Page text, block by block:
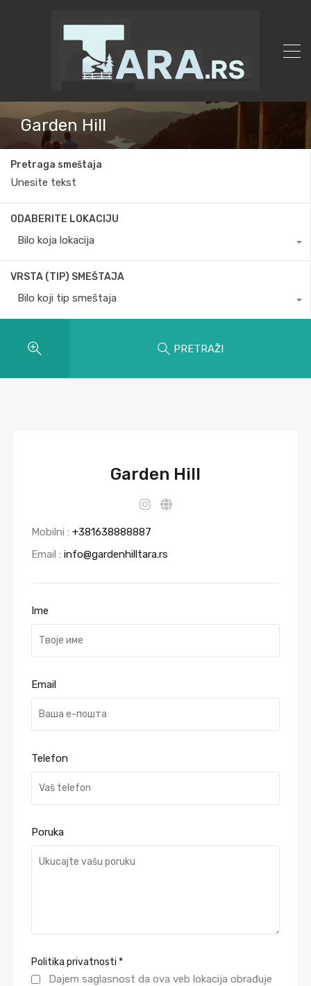
Garden Hill
Pretraga smeštaja
ODABERITE LOKACIJU
Bilo koja lokacija
VRSTA (TIP) SMEŠTAJA
Bilo koji tip smeštaja
PRETRAŽI
Garden Hill
Mobilni : +381638888887
Email : info@gardenhilltara.rs
Ime
Email
Telefon
Poruka
Politika privatnosti *
Dajem saglasnost da ova veb lokacija obrađuje